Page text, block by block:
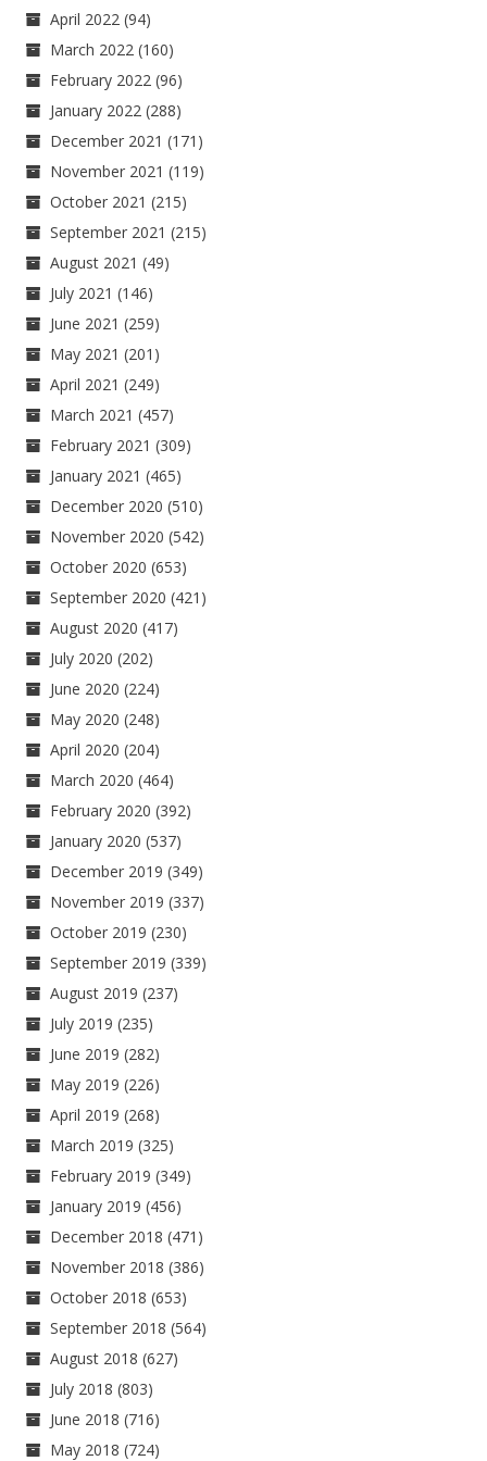
April 2022 (94)
March 2022 (160)
February 2022 (96)
January 2022 (288)
December 2021 (171)
November 2021 (119)
October 2021 (215)
September 2021 (215)
August 2021 (49)
July 2021 (146)
June 2021 (259)
May 2021 (201)
April 2021 (249)
March 2021 (457)
February 2021 (309)
January 2021 (465)
December 2020 (510)
November 2020 (542)
October 2020 (653)
September 2020 (421)
August 2020 (417)
July 2020 (202)
June 2020 (224)
May 2020 (248)
April 2020 (204)
March 2020 (464)
February 2020 (392)
January 2020 (537)
December 2019 (349)
November 2019 (337)
October 2019 (230)
September 2019 (339)
August 2019 (237)
July 2019 (235)
June 2019 (282)
May 2019 (226)
April 2019 (268)
March 2019 (325)
February 2019 (349)
January 2019 (456)
December 2018 (471)
November 2018 (386)
October 2018 (653)
September 2018 (564)
August 2018 (627)
July 2018 (803)
June 2018 (716)
May 2018 (724)